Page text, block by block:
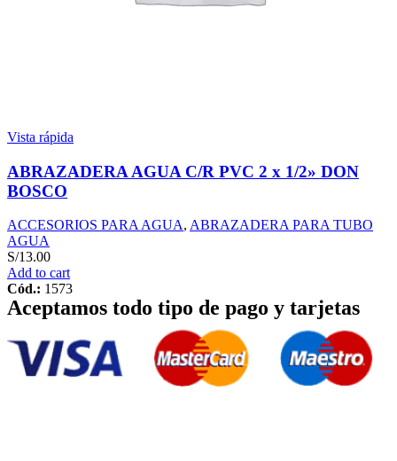
Vista rápida
ABRAZADERA AGUA C/R PVC 2 x 1/2» DON
BOSCO
ACCESORIOS PARA AGUA, ABRAZADERA PARA TUBO
AGUA
S/13.00
Add to cart
Cód.: 1573
Aceptamos todo tipo de pago y tarjetas